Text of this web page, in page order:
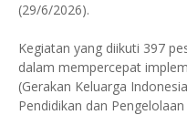
(29/6/2026).
Kegiatan yang diikuti 397
dalam mempercepat
(Gerakan Keluarga
Pendidikan dan